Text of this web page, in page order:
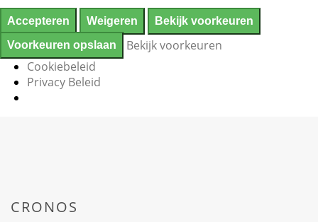
Accepteren Weigeren
Bekijk voorkeuren
Voorkeuren opslaan
Bekijk voorkeuren
Cookiebeleid
Privacy Beleid
CRONOS